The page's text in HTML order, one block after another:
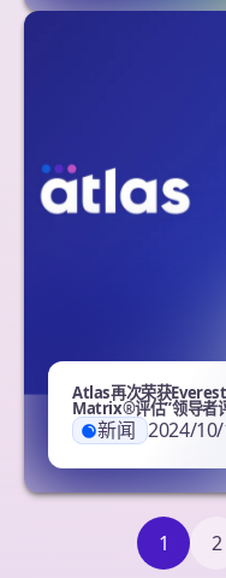
Atlas再次荣获
Matrix®评估”领导者
新闻 2024/
1 2